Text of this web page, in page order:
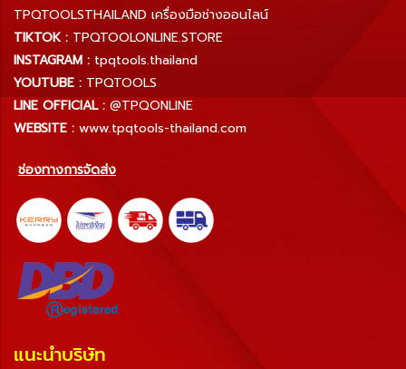
TPQTOOLSTHAILAND เครื่องมือช่างออนไลน์
TIKTOK : TPQTOOLONLINE.STORE
INSTAGRAM : tpqtools.thailand
YOUTUBE : TPQTOOLS
LINE OFFICIAL : @TPQONLINE
WEBSITE : www.tpqtools-thailand.com
ช่องทางการจัดส่ง
แนะนำบริษัท